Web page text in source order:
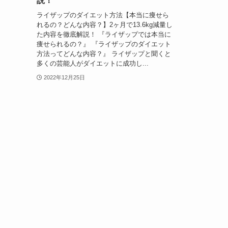
ライザップのダイエット方法【本当に痩せら
れるの？どんな内容？】2ヶ月で13.6kg減量し
た内容を徹底解説！ 『ライザップでは本当に
痩せられるの？』 『ライザップのダイエット
方法ってどんな内容？』 ライザップと聞くと
多くの芸能人がダイエットに成功し...
2022年12月25日